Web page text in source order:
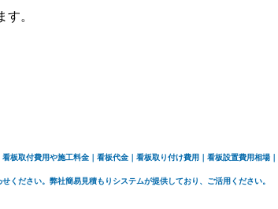
。
取付費用や施工料金｜看板代金｜看板取り付け費用｜看板設置費用相場｜
ください。弊社簡易見積もりシステムが提供しており、ご活用ください。